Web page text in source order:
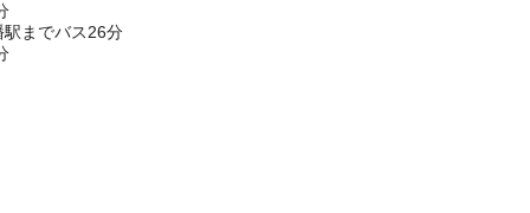
光寺停歩2分 八幡駅までバス26分